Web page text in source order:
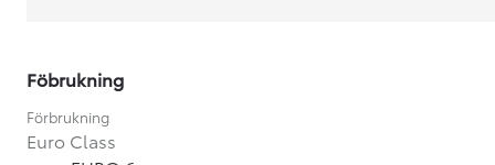
Från 599 900 kr
Nya Corolla Cross
Föbrukning
Förbrukning
Euro Class